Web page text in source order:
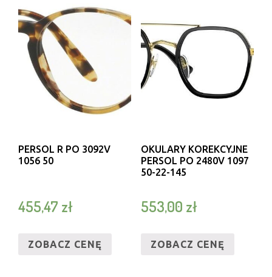
PERSOL R PO 3092V
1056 50
455,47 zł
ZOBACZ CENĘ
OKULARY KOREKCYJNE
PERSOL PO 2480V 1097
50-22-145
553,00 zł
ZOBACZ CENĘ